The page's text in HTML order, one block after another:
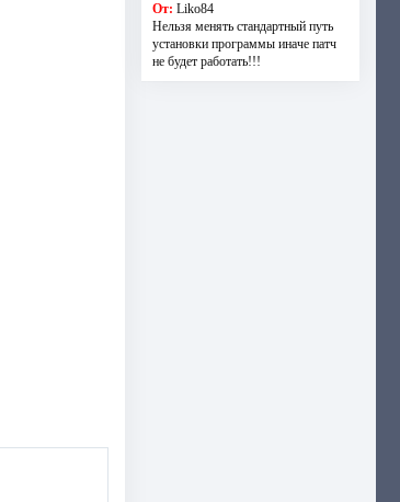
От: Liko84
Нельзя менять стандартный путь
установки программы иначе патч
не будет работать!!!